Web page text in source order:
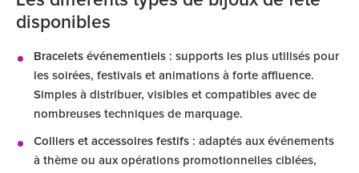
disponibles
Bracelets événementiels : supports les plus utilisés pour
les soirées, festivals et animations à forte affluence.
Simples à distribuer, visibles et compatibles avec de
nombreuses techniques de marquage.
Colliers et accessoires festifs : adaptés aux événements
à thème ou aux opérations promotionnelles ciblées,